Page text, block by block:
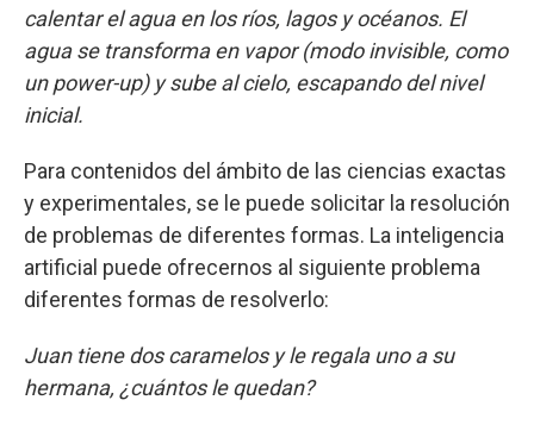
calentar el agua en los ríos, lagos y océanos. El
agua se transforma en vapor (modo invisible, como
un power-up) y sube al cielo, escapando del nivel
inicial.
Para contenidos del ámbito de las ciencias exactas
y experimentales, se le puede solicitar la resolución
de problemas de diferentes formas. La inteligencia
artificial puede ofrecernos al siguiente problema
diferentes formas de resolverlo:
Juan tiene dos caramelos y le regala uno a su
hermana, ¿cuántos le quedan?